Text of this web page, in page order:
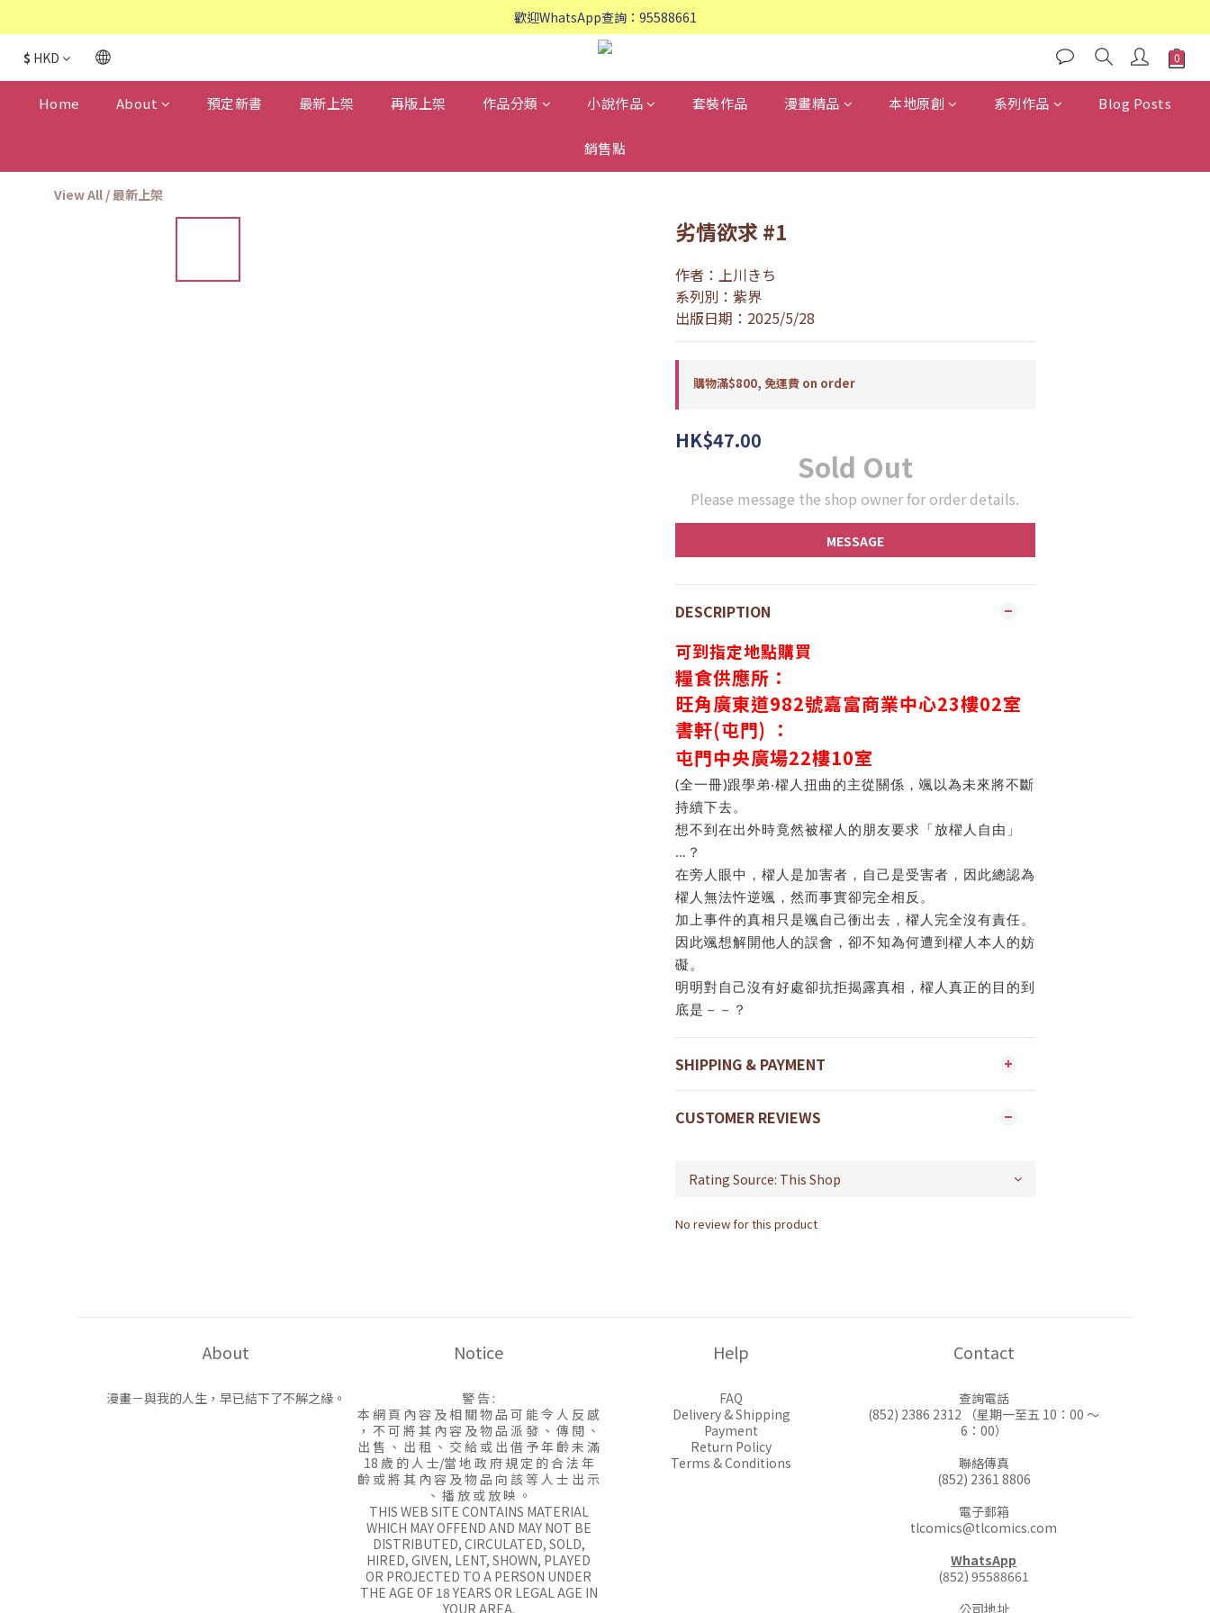
歡迎WhatsApp查詢：95588661
歡迎WhatsApp查詢：95588661
會員專享: 購物滿$800, 免運費
歡迎WhatsApp查詢：95588661
$ HKD
Home About 預定新書 最新上架 再版上架 作品分類 小說作品 套裝作品 漫畫精品 本地原創 系列作品 Blog Posts
銷售點
View All /最新上架
劣情欲求 #1
作者：上川きち
系列別：紫界
出版日期：2025/5/28
購物滿$800, 免運費 on order
HK$47.00
Sold Out
Please message the shop owner for order details.
MESSAGE
DESCRIPTION
可到指定地點購買
糧食供應所：
旺角廣東道982號嘉富商業中心23樓02室
書軒(屯門) ：
屯門中央廣場22樓10室
(全一冊)跟學弟‧櫂人扭曲的主從關係，颯以為未來將不斷
持續下去。
想不到在出外時竟然被櫂人的朋友要求「放櫂人自由」
…？
在旁人眼中，櫂人是加害者，自己是受害者，因此總認為
櫂人無法忤逆颯，然而事實卻完全相反。
加上事件的真相只是颯自己衝出去，櫂人完全沒有責任。
因此颯想解開他人的誤會，卻不知為何遭到櫂人本人的妨
礙。
明明對自己沒有好處卻抗拒揭露真相，櫂人真正的目的到
底是－－？
SHIPPING & PAYMENT
CUSTOMER REVIEWS
No review for this product
About
漫畫－與我的人生，早已結下了不解之緣。
Notice
警 告 :
本 網 頁 內 容 及 相 關 物 品 可 能 令 人 反 感
， 不 可 將 其 內 容 及 物 品 派 發 、 傳 閱 、
出 售 、 出 租 、 交 給 或 出 借 予 年 齡 未 滿
18 歲 的 人 士/當 地 政 府 規 定 的 合 法 年
齡 或 將 其 內 容 及 物 品 向 該 等 人 士 出 示
、 播 放 或 放 映 。
THIS WEB SITE CONTAINS MATERIAL
WHICH MAY OFFEND AND MAY NOT BE
DISTRIBUTED, CIRCULATED, SOLD,
HIRED, GIVEN, LENT, SHOWN, PLAYED
OR PROJECTED TO A PERSON UNDER
THE AGE OF 18 YEARS OR LEGAL AGE IN
YOUR AREA.
Help
FAQ
Delivery & Shipping
Payment
Return Policy
Terms & Conditions
Contact
查詢電話
(852) 2386 2312 （星期一至五 10：00 ～
6：00）
聯絡傳真
(852) 2361 8806
電子郵箱
tlcomics@tlcomics.com
WhatsApp
(852) 95588661
公司地址